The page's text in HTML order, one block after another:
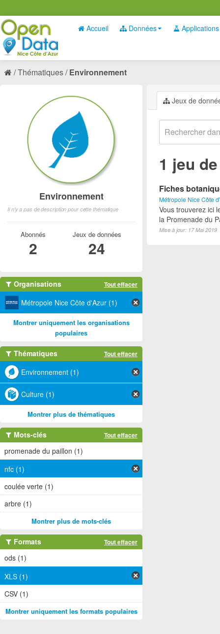
Accueil Données Applications
Thématiques Environnement
Jeux de
1 jeu
Fiches
Métropole Nice Côte
Vous trouverez ici
la Promenade du
Mise à jour: 17 Mai 2019
Environnement
Il n'y a pas de description pour cette thématique
Abonnés
2
Jeux de données
24
Organisations Tout effacer
Métropole Nice Côte d'Azur (1)
Montrer uniquement les organisations
populaires
Thématiques Tout effacer
Environnement (1)
Culture (1)
Montrer plus de thématiques
Mots-clés Tout effacer
promenade du paillon (1)
nfc (1)
coulée verte (1)
arbre (1)
Montrer plus de mots-clés
Formats Tout effacer
ods (1)
XLS (1)
CSV (1)
Montrer uniquement les formats populaires